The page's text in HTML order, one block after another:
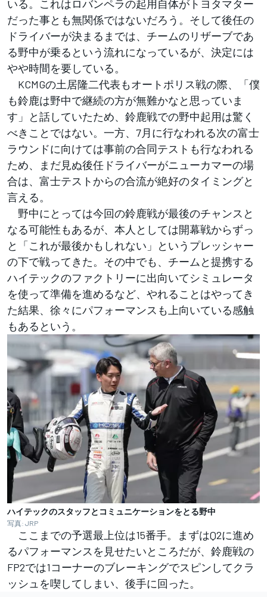
いる。これはロバンペラの起用自体がトヨタマター
だった事とも無関係ではないだろう。そして後任の
ドライバーが決まるまでは、チームのリザーブであ
る野中が乗るという流れになっているが、決定には
やや時間を要している。
KCMGの土居隆二代表もオートポリス戦の際、「僕
も鈴鹿は野中で継続の方が無難かなと思っていま
す」と話していたため、鈴鹿戦での野中起用は驚く
べきことではない。一方、7月に行なわれる次の富士
ラウンドに向けては事前の合同テストも行なわれる
ため、まだ見ぬ後任ドライバーがニューカマーの場
合は、富士テストからの合流が絶好のタイミングと
言える。
野中にとっては今回の鈴鹿戦が最後のチャンスと
なる可能性もあるが、本人としては開幕戦からずっ
と「これが最後かもしれない」というプレッシャー
の下で戦ってきた。その中でも、チームと提携する
ハイテックのファクトリーに出向いてシミュレータ
を使って準備を進めるなど、やれることはやってき
た結果、徐々にパフォーマンスも上向いている感触
もあるという。
ハイテックのスタッフとコミュニケーションをとる野中
写真: JRP
ここまでの予選最上位は15番手。まずはQ2に進め
るパフォーマンスを見せたいところだが、鈴鹿戦の
FP2では1コーナーのブレーキングでスピンしてクラ
ッシュを喫してしまい、後手に回った。